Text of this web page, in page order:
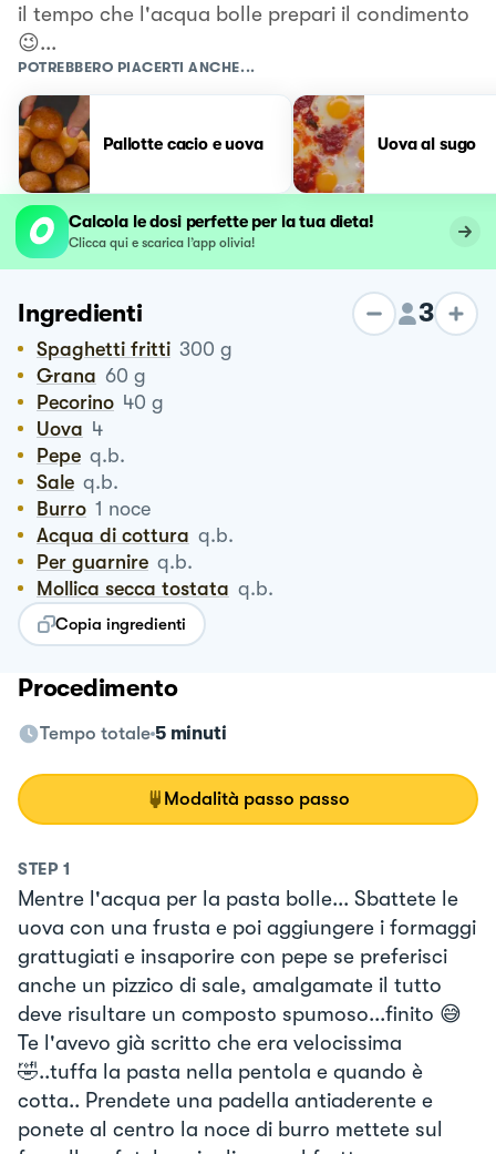
il tempo che l'acqua bolle prepari il condimento
😉...
POTREBBERO PIACERTI ANCHE...
Pallotte cacio e uova Uova al sugo
Calcola le dosi perfette per la tua dieta!
Clicca qui e scarica l’app olivia!
Ingredienti 3
Spaghetti fritti 300 g
Grana 60 g
Pecorino 40 g
Uova 4
Pepe q.b.
Sale q.b.
Burro 1 noce
Acqua di cottura q.b.
Per guarnire q.b.
Mollica secca tostata q.b.
Copia ingredienti
Procedimento
Tempo totale 5 minuti
Modalità passo passo
STEP 1
Mentre l'acqua per la pasta bolle... Sbattete le
uova con una frusta e poi aggiungere i formaggi
grattugiati e insaporire con pepe se preferisci
anche un pizzico di sale, amalgamate il tutto
deve risultare un composto spumoso...finito 😅
Te l'avevo già scritto che era velocissima
🤣..tuffa la pasta nella pentola e quando è
cotta.. Prendete una padella antiaderente e
ponete al centro la noce di burro mettete sul